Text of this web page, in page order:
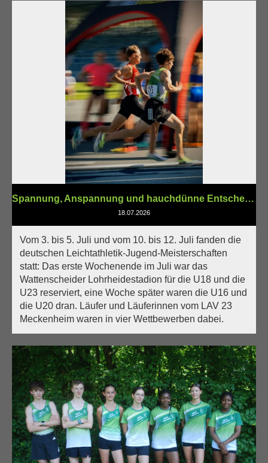
Spannung, Anspannung und hauchdünne Entscheidungen
18.07.2026
Vom 3. bis 5. Juli und vom 10. bis 12. Juli fanden die
deutschen Leichtathletik-Jugend-Meisterschaften
statt: Das erste Wochenende im Juli war das
Wattenscheider Lohrheidestadion für die U18 und die
U23 reserviert, eine Woche später waren die U16 und
die U20 dran. Läufer und Läuferinnen vom LAV 23
Meckenheim waren in vier Wettbewerben dabei.